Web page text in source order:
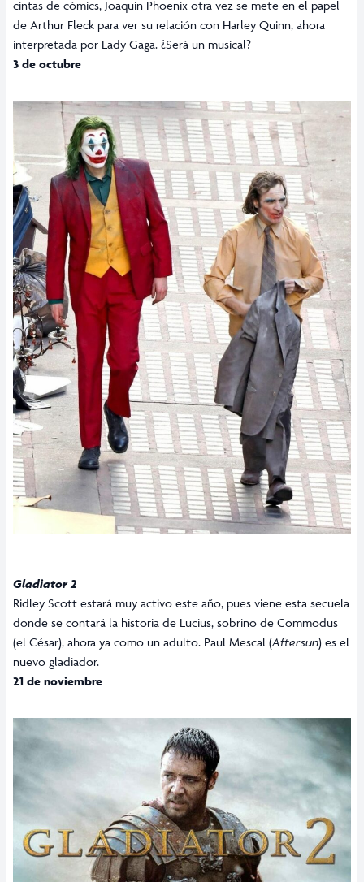
cintas de cómics, Joaquin Phoenix otra vez se mete en el papel
de Arthur Fleck para ver su relación con Harley Quinn, ahora
interpretada por Lady Gaga. ¿Será un musical?
3 de octubre
Gladiator 2
Ridley Scott estará muy activo este año, pues viene esta secuela
donde se contará la historia de Lucius, sobrino de Commodus
(el César), ahora ya como un adulto. Paul Mescal (Aftersun) es el
nuevo gladiador.
21 de noviembre